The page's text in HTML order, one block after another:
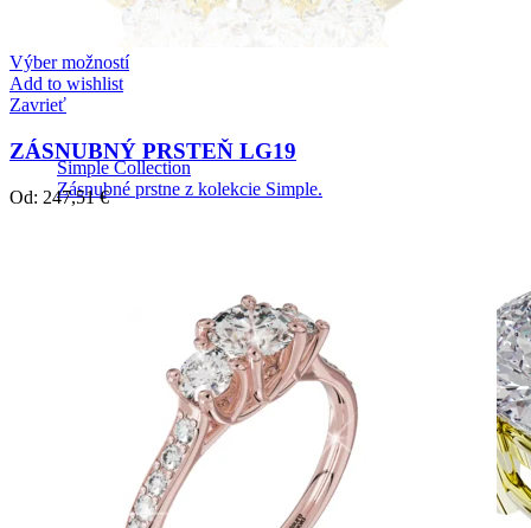
Simple Collection
Zásnubné prstne z kolekcie Simple.
Výber možností
Add to wishlist
Zavrieť
ZÁSNUBNÝ PRSTEŇ LG19
Od: 247,51€